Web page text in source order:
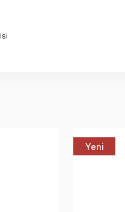
Yeni